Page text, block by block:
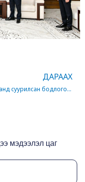
ДАРААХ
Судалгаанд суурилсан бодлогоор хүн амын өсөлтийг дэмжинэ
мэдээлэл цаг